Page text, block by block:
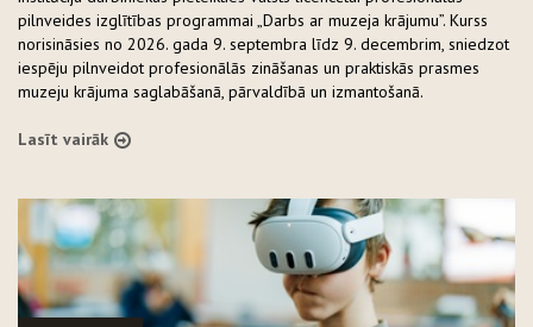
pilnveides izglītības programmai „Darbs ar muzeja krājumu”. Kurss
norisināsies no 2026. gada 9. septembra līdz 9. decembrim, sniedzot
iespēju pilnveidot profesionālās zināšanas un praktiskās prasmes
muzeju krājuma saglabāšanā, pārvaldībā un izmantošanā.
Lasīt vairāk